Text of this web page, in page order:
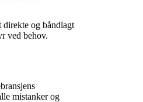
direkte og båndlagt
ved behov.
mistanker og